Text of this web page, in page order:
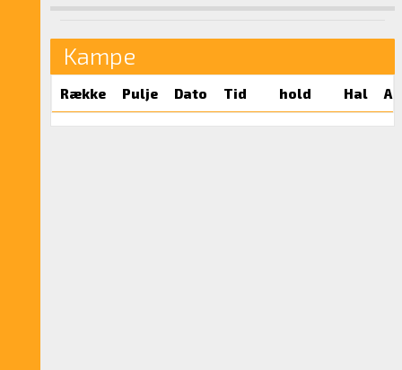
Kampe
Række Pulje Dato Tid hold Hal